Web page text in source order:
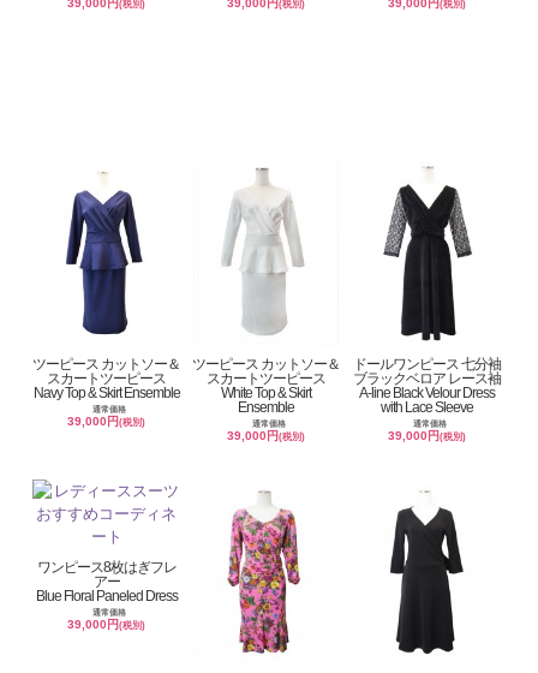
39,000円(税別) 39,000円(税別) 39,000円 (税別)
ツーピース カットソー＆
スカートツーピース
Navy Top & Skirt Ensemble
通常価格
39,000円(税別)
ツーピース カットソー＆
スカートツーピース
White Top & Skirt
Ensemble
通常価格
39,000円(税別)
ドールワンピース 七分袖
ブラックベロア レース袖
A-line Black Velour Dress
with Lace Sleeve
通常価格
39,000円 (税別)
ワンピース8枚はぎフレ
アー
Blue Floral Paneled Dress
通常価格
39,000円(税別)